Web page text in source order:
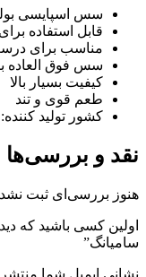
سس اسپایسی
قابل استفاده
مناسب برای
سس فوق العاده
کیفیت بسیار بالا
طعم قوی و تند
کشور تولید
نقد و بررسی‌ها
هنوز بررسی‌ای ثبت
اولین کسی باشید که
سامیانگ”
نشانی ایمیل شما